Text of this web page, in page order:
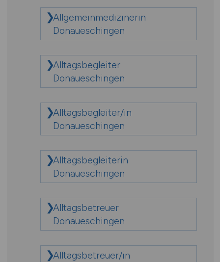
Allgemeinmedizinerin
Donaueschingen
Alltagsbegleiter
Donaueschingen
Alltagsbegleiter/in
Donaueschingen
Alltagsbegleiterin
Donaueschingen
Alltagsbetreuer
Donaueschingen
Alltagsbetreuer/in